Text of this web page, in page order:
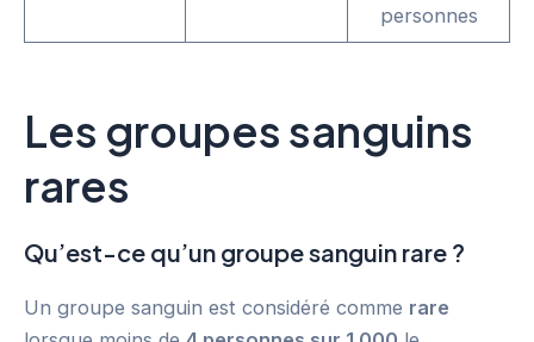
personnes
Les groupes sanguins
rares
Qu’est-ce qu’un groupe sanguin rare ?
Un groupe sanguin est considéré comme rare